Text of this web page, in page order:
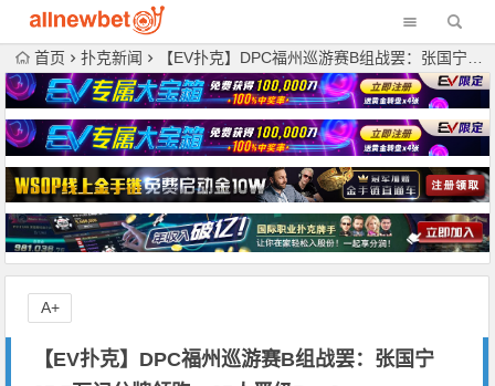
首页 扑克新闻 【EV扑克】DPC福州巡游赛B组战罢：张国宁35.7万记分牌领跑，25人晋级Day2
【EV扑克】DPC福州巡游赛B组战罢：张国宁
A+